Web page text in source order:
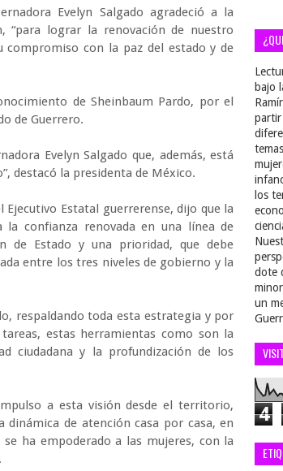
Evelyn Salgado agradeció a la
“para lograr la renovación de nuestro
compromiso con la paz del estado y de
de Sheinbaum Pardo, por el
de Guerrero.
Evelyn Salgado que, además, está
destacó la presidenta de México.
Estatal guerrerense, dijo que la
confianza renovada en una línea de
de Estado y una prioridad, que debe
entre los tres niveles de gobierno y la
respaldando toda esta estrategia y por
estas herramientas como son la
ciudadana y la profundización de los
a esta visión desde el territorio,
de atención casa por casa, en
ha empoderado a las mujeres, con la
bajo
partir
los
dote
un
4